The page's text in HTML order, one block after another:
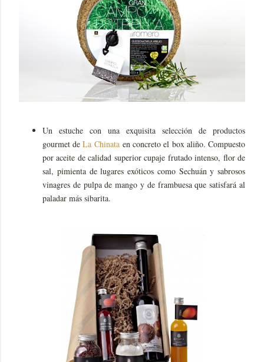
Un estuche con una exquisita selección de productos
gourmet deLa Chinataen concreto el box aliño. Compuesto
por aceite de calidad superior cupaje frutado intenso, flor de
sal, pimienta de lugares exóticos como Sechuán y sabrosos
vinagres de pulpa de mango y de frambuesa que satisfará al
paladar más sibarita.